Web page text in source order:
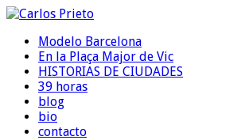
Modelo Barcelona
En la Plaça Major de Vic
HISTORIAS DE CIUDADES
39 horas
blog
bio
contacto